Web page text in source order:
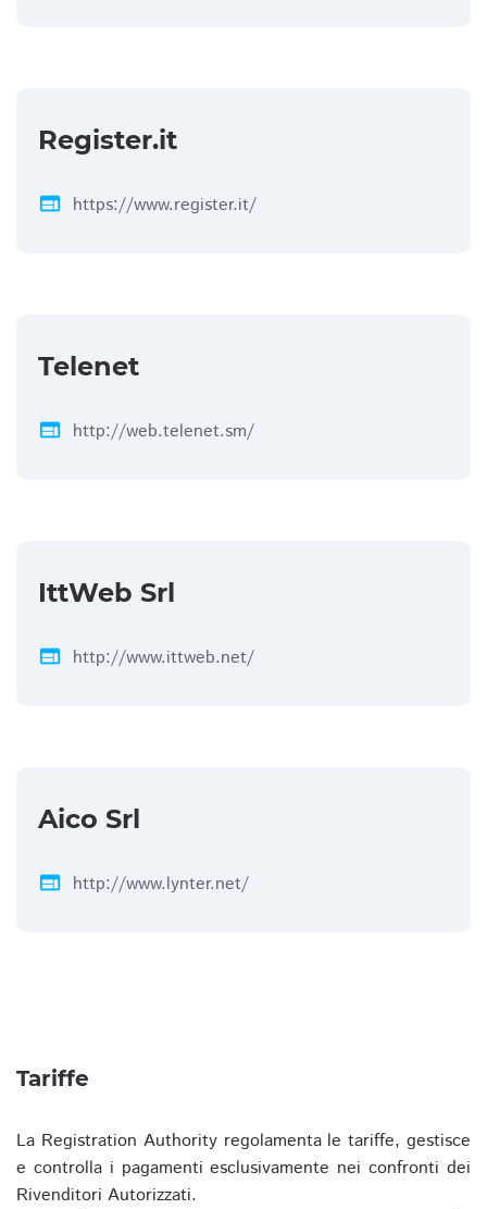
Register.it
web https://www.register.it/
Telenet
web http://web.telenet.sm/
IttWeb Srl
web http://www.ittweb.net/
Aico Srl
web http://www.lynter.net/
Tariffe
La Registration Authority regolamenta le tariffe, gestisce
e controlla i pagamenti esclusivamente nei confronti dei
Rivenditori Autorizzati.